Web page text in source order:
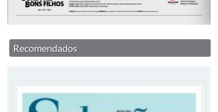
Recomendados